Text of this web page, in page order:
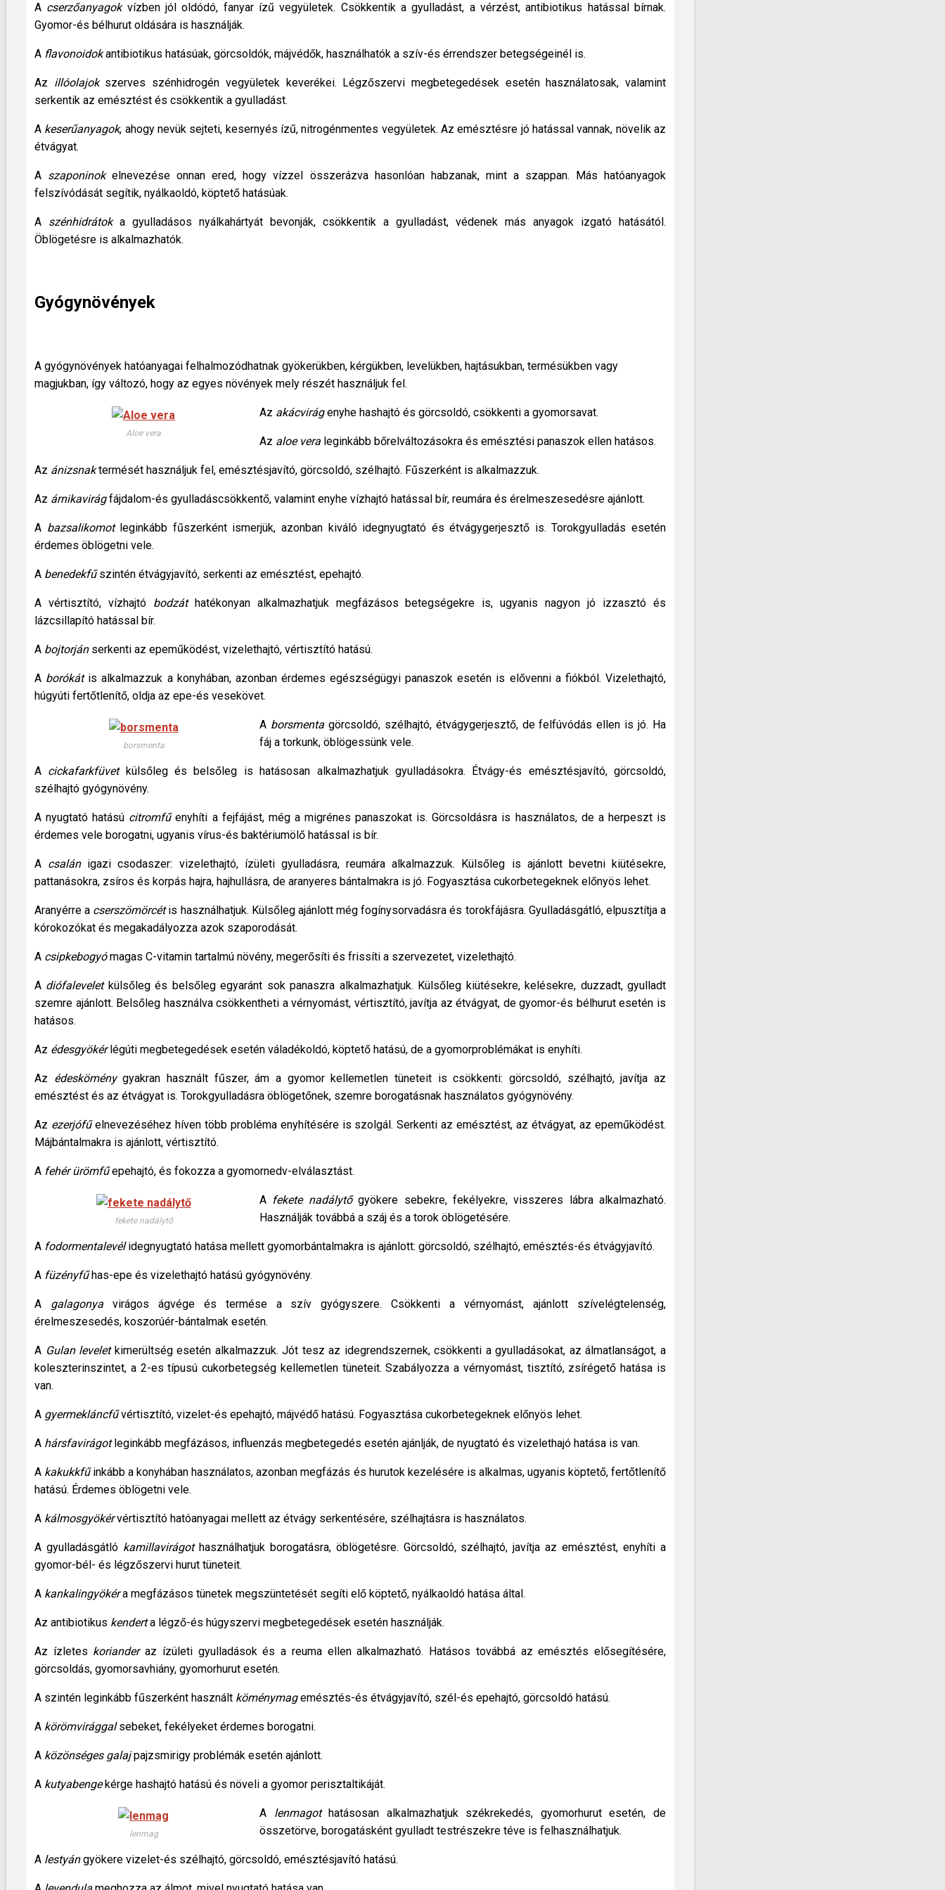
A cserzőanyagokvízben jól oldódó, fanyar ízű vegyületek. Csökkentik a gyulladást, a vérzést, antibiotikus hatással bírnak.
Gyomor-és bélhurut oldására is használják.
A flavonoidokantibiotikus hatásúak, görcsoldók, májvédők, használhatók a szív-és érrendszer betegségeinél is.
Az illóolajokszerves szénhidrogén vegyületek keverékei. Légzőszervi megbetegedések esetén használatosak, valamint
serkentik az emésztést és csökkentik a gyulladást.
A keserűanyagok, ahogy nevük sejteti, kesernyés ízű, nitrogénmentes vegyületek. Az emésztésre jó hatással vannak, növelik az
étvágyat.
A szaponinokelnevezése onnan ered, hogy vízzel összerázva hasonlóan habzanak, mint a szappan. Más hatóanyagok
felszívódását segítik, nyálkaoldó, köptető hatásúak.
A szénhidrátoka gyulladásos nyálkahártyát bevonják, csökkentik a gyulladást, védenek más anyagok izgató hatásától.
Öblögetésre is alkalmazhatók.
Gyógynövények
A gyógynövények hatóanyagai felhalmozódhatnak gyökerükben, kérgükben, levelükben, hajtásukban, termésükben vagy
magjukban, így változó, hogy az egyes növények mely részét használjuk fel.
Aloe vera
Az akácvirágenyhe hashajtó és görcsoldó, csökkenti a gyomorsavat.
Az aloe vera leginkább bőrelváltozásokra és emésztési panaszok ellen hatásos.
Az ánizsnaktermését használjuk fel, emésztésjavító, görcsoldó, szélhajtó. Fűszerként is alkalmazzuk.
Az árnikavirágfájdalom-és gyulladáscsökkentő, valamint enyhe vízhajtó hatással bír, reumára és érelmeszesedésre ajánlott.
A bazsalikomotleginkább fűszerként ismerjük, azonban kiváló idegnyugtató és étvágygerjesztő is. Torokgyulladás esetén
érdemes öblögetni vele.
A benedekfűszintén étvágyjavító, serkenti az emésztést, epehajtó.
A vértisztító, vízhajtó bodzáthatékonyan alkalmazhatjuk megfázásos betegségekre is, ugyanis nagyon jó izzasztó és
lázcsillapító hatással bír.
A bojtorjánserkenti az epeműködést, vizelethajtó, vértisztító hatású.
A borókátis alkalmazzuk a konyhában, azonban érdemes egészségügyi panaszok esetén is elővenni a fiókból. Vizelethajtó,
húgyúti fertőtlenítő, oldja az epe-és vesekövet.
borsmenta
A borsmentagörcsoldó, szélhajtó, étvágygerjesztő, de felfúvódás ellen is jó. Ha
fáj a torkunk, öblögessünk vele.
A cickafarkfüvetkülsőleg és belsőleg is hatásosan alkalmazhatjuk gyulladásokra. Étvágy-és emésztésjavító, görcsoldó,
szélhajtó gyógynövény.
A nyugtató hatású citromfűenyhíti a fejfájást, még a migrénes panaszokat is. Görcsoldásra is használatos, de a herpeszt is
érdemes vele borogatni, ugyanis vírus-és baktériumölő hatással is bír.
A csalánigazi csodaszer: vizelethajtó, ízületi gyulladásra, reumára alkalmazzuk. Külsőleg is ajánlott bevetni kiütésekre,
pattanásokra, zsíros és korpás hajra, hajhullásra, de aranyeres bántalmakra is jó. Fogyasztása cukorbetegeknek előnyös lehet.
Aranyérre a cserszömörcétis használhatjuk. Külsőleg ajánlott még fogínysorvadásra és torokfájásra. Gyulladásgátló, elpusztítja a
kórokozókat és megakadályozza azok szaporodását.
A csipkebogyómagas C-vitamin tartalmú növény, megerősíti és frissíti a szervezetet, vizelethajtó.
A diófaleveletkülsőleg és belsőleg egyaránt sok panaszra alkalmazhatjuk. Külsőleg kiütésekre, kelésekre, duzzadt, gyulladt
szemre ajánlott. Belsőleg használva csökkentheti a vérnyomást, vértisztító, javítja az étvágyat, de gyomor-és bélhurut esetén is
hatásos.
Az édesgyökérlégúti megbetegedések esetén váladékoldó, köptető hatású, de a gyomorproblémákat is enyhíti.
Az édesköménygyakran használt fűszer, ám a gyomor kellemetlen tüneteit is csökkenti: görcsoldó, szélhajtó, javítja az
emésztést és az étvágyat is. Torokgyulladásra öblögetőnek, szemre borogatásnak használatos gyógynövény.
Az ezerjófűelnevezéséhez híven több probléma enyhítésére is szolgál. Serkenti az emésztést, az étvágyat, az epeműködést.
Májbántalmakra is ajánlott, vértisztító.
A fehér ürömfűepehajtó, és fokozza a gyomornedv-elválasztást.
fekete nadálytő
A fekete nadálytőgyökere sebekre, fekélyekre, visszeres lábra alkalmazható.
Használják továbbá a száj és a torok öblögetésére.
A fodormentalevélidegnyugtató hatása mellett gyomorbántalmakra is ajánlott: görcsoldó, szélhajtó, emésztés-és étvágyjavító.
A füzényfűhas-epe és vizelethajtó hatású gyógynövény.
A galagonyavirágos ágvége és termése a szív gyógyszere. Csökkenti a vérnyomást, ajánlott szívelégtelenség,
érelmeszesedés, koszorúér-bántalmak esetén.
A Gulan leveletkimerültség esetén alkalmazzuk. Jót tesz az idegrendszernek, csökkenti a gyulladásokat, az álmatlanságot, a
koleszterinszintet, a 2-es típusú cukorbetegség kellemetlen tüneteit. Szabályozza a vérnyomást, tisztító, zsírégető hatása is
van.
A gyermekláncfűvértisztító, vizelet-és epehajtó, májvédő hatású. Fogyasztása cukorbetegeknek előnyös lehet.
A hársfavirágotleginkább megfázásos, influenzás megbetegedés esetén ajánlják, de nyugtató és vizelethajó hatása is van.
A kakukkfűinkább a konyhában használatos, azonban megfázás és hurutok kezelésére is alkalmas, ugyanis köptető, fertőtlenítő
hatású. Érdemes öblögetni vele.
A kálmosgyökérvértisztító hatóanyagai mellett az étvágy serkentésére, szélhajtásra is használatos.
A gyulladásgátló kamillavirágothasználhatjuk borogatásra, öblögetésre. Görcsoldó, szélhajtó, javítja az emésztést, enyhíti a
gyomor-bél- és légzőszervi hurut tüneteit.
A kankalingyökéra megfázásos tünetek megszüntetését segíti elő köptető, nyálkaoldó hatása által.
Az antibiotikus kenderta légző-és húgyszervi megbetegedések esetén használják.
Az ízletes korianderaz ízületi gyulladások és a reuma ellen alkalmazható. Hatásos továbbá az emésztés elősegítésére,
görcsoldás, gyomorsavhiány, gyomorhurut esetén.
A szintén leginkább fűszerként használt köménymagemésztés-és étvágyjavító, szél-és epehajtó, görcsoldó hatású.
A körömvirággalsebeket, fekélyeket érdemes borogatni.
A közönséges galajpajzsmirigy problémák esetén ajánlott.
A kutyabengekérge hashajtó hatású és növeli a gyomor perisztaltikáját.
lenmag
A lenmagothatásosan alkalmazhatjuk székrekedés, gyomorhurut esetén, de
összetörve, borogatásként gyulladt testrészekre téve is felhasználhatjuk.
A lestyángyökere vizelet-és szélhajtó, görcsoldó, emésztésjavító hatású.